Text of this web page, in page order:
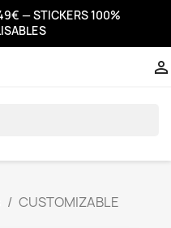
— STICKERS 100%

CUSTOMIZABLE